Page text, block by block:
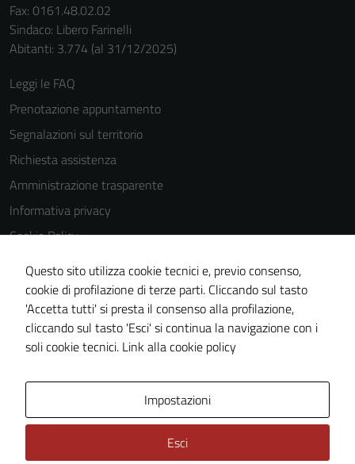
Fax: 0161.48.02.02
Sindaco: Libero Farinelli
Abitanti: 3.774 (al 31/12/2025)
Leggi le FAQ
Prenotazione appuntamento
Segnalazioni sul territorio
Richiesta assistenza
Amministrazione trasparente
Informativa privacy
Cookie Policy
Note legali
Dichiarazione di accessibilità
Piano di miglioramento del sito
Statistiche sito web
Questo sito utilizza cookie tecnici e, previo consenso,
cookie di profilazione di terze parti. Cliccando sul tasto
'Accetta tutti' si presta il consenso alla profilazione,
cliccando sul tasto 'Esci' si continua la navigazione con i
soli cookie tecnici. Link alla cookie policy
Impostazioni
Esci
funzionamento
possono
essere
disabilitati.
Questi cookie
non raccolgono
personali.